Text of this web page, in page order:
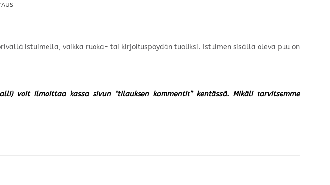
istuimella, vaikka ruoka- tai kirjoituspöydän tuoliksi. Istuimen sisällä oleva puu on
voit ilmoittaa kassa sivun ”tilauksen kommentit” kentässä. Mikäli tarvitsemme